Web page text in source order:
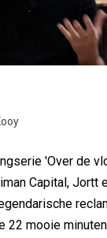
'Over de
Capital, Jortt
22 mooie